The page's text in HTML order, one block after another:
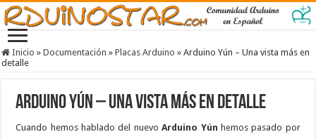
Inicio » Documentación » Placas Arduino » Arduino Yún – Una vista más en
detalle
Arduino Yún – Una vista más en detalle
Cuando hemos hablado del nuevoArduino Yún hemos pasado por